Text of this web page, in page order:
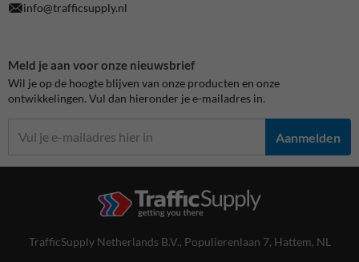
info@trafficsupply.nl
Meld je aan voor onze nieuwsbrief
Wil je op de hoogte blijven van onze producten en onze
ontwikkelingen. Vul dan hieronder je e-mailadres in.
Aanmelden
TrafficSupply Netherlands B.V., Populierenlaan 7, Hattem, NL